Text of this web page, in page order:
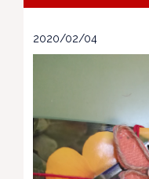
2020/02/04